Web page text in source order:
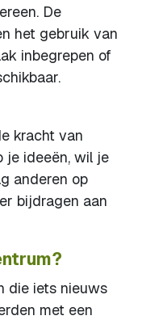
De
het gebruik van
inbegrepen of
kracht van
je ideeën, wil je
anderen op
bijdragen aan
die iets nieuws
met een